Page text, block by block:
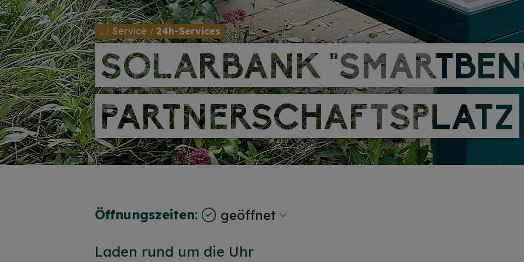
.. Service 24h-Services
SOLARBANK
PARTNERSCHAFTSPLATZ
SOLARBANK
PARTNERSCHAFTSPLATZ
Öffnungszeiten: geöffnet
Laden rund um die Uhr